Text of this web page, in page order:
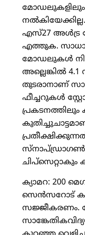
എസ്27 അള്‍ട്ര
എത്തുക.
മോഡലുകള്‍
അല്ലെങ്കില്‍ 4.1
തുടരാനാണ്
ഫീച്ചറുകള്‍
പ്രകടനത്തിലും
സ്നാപ്ഡ്രാഗണ്‍
ക്യാമറ: 200
സെന്‍സറോട്
സജ്ജീകരണം.